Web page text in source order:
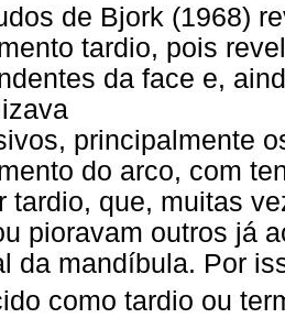
de Bjork (1968)
tardio, pois
da face e,
principalmente
do arco, com
tardio, que, muitas
pioravam outros já
da mandíbula. Por
como tardio ou